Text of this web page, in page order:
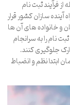
فرآیند ثبت نام
سازان کشور قرار
و خانواده های آن ها
نام را به سرانجام
جلوگیری کنند.
ابتدا نظم و انضباط